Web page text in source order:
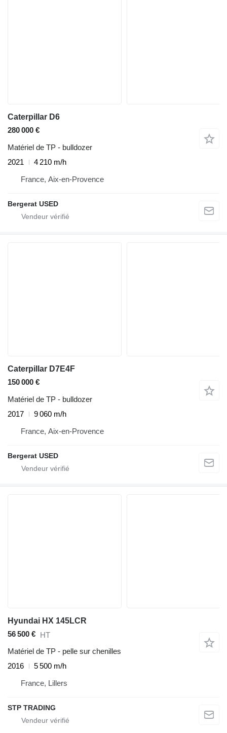
Caterpillar D6
280 000 €
Matériel de TP - bulldozer
2021
4 210 m/h
France, Aix-en-Provence
Bergerat USED
Caterpillar D7E4F
150 000 €
Matériel de TP - bulldozer
2017
9 060 m/h
France, Aix-en-Provence
Bergerat USED
Hyundai HX 145LCR
56 500 € HT
Matériel de TP - pelle sur chenilles
2016
5 500 m/h
France, Lillers
STP TRADING